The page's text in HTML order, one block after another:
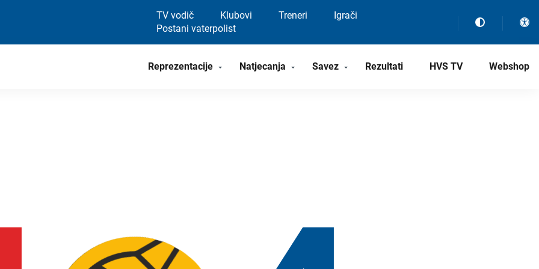
TV vodič Klubovi Treneri
Igrači
Postani vaterpolist
Reprezentacije Natjecanja Savez Rezultati HVS TV Webshop